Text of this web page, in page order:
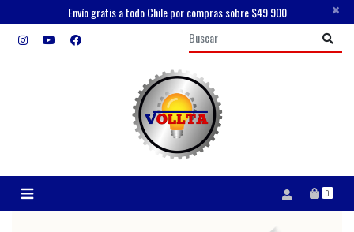
Envío gratis a todo Chile por compras sobre $49.900 ×
0